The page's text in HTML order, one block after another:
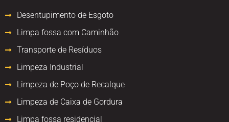
Desentupimento de Esgoto
Limpa fossa com Caminhão
Transporte de Resíduos
Limpeza Industrial
Limpeza de Poço de Recalque
Limpeza de Caixa de Gordura
Limpa fossa residencial